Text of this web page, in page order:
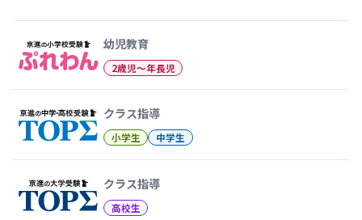
幼児教育
2歳児〜年長児
クラス指導
小学生 中学生
クラス指導
高校生